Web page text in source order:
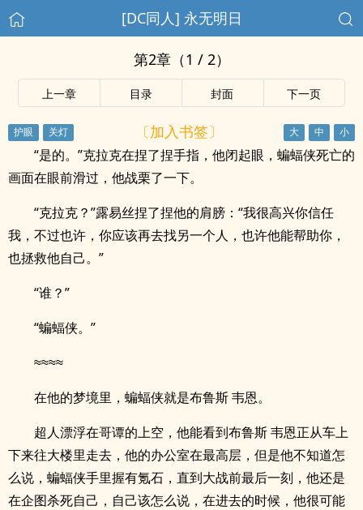
[DC同人] 永无明日
第2章（1 / 2）
上一章 目录 封面 下一页
〔加入书签〕
“是的。”克拉克在捏了捏手指，他闭起眼，蝙蝠侠死亡的
画面在眼前滑过，他战栗了一下。
“克拉克？”露易丝捏了捏他的肩膀：“我很高兴你信任
我，不过也许，你应该再去找另一个人，也许他能帮助你，
也拯救他自己。”
“谁？”
“蝙蝠侠。”
≈≈≈≈
在他的梦境里，蝙蝠侠就是布鲁斯 韦恩。
超人漂浮在哥谭的上空，他能看到布鲁斯 韦恩正从车上
下来往大楼里走去，他的办公室在最高层，但是他不知道怎
么说，蝙蝠侠手里握有氪石，直到大战前最后一刻，他还是
在企图杀死自己，自己该怎么说，在进去的时候，他很可能